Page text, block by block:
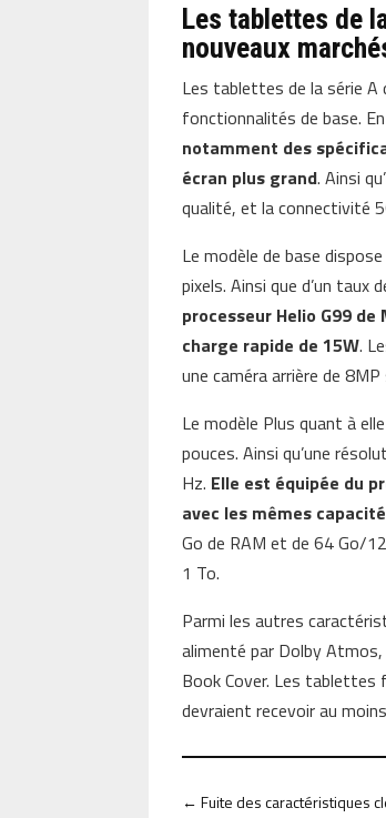
Les tablettes de
nouveaux
Les tablettes de la série A
fonctionnalités de base.
notamment des
écran plus grand. Ainsi
qualité, et la connectivité
Le modèle de base
pixels. Ainsi que d’un taux
processeur Helio G99
charge rapide de 15W.
une caméra arrière de
Le modèle Plus quant à
pouces. Ainsi qu’une
Hz. Elle est équipée du
avec les mêmes
Go de RAM et de 64 Go/
1 To.
Parmi les autres
alimenté par Dolby
Book Cover. Les
devraient recevoir au
←Fuite des caractéristiques